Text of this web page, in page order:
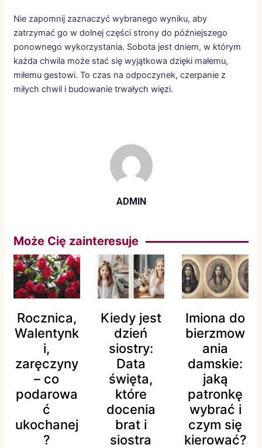
Nie zapomnij zaznaczyć wybranego wyniku, aby
zatrzymać go w dolnej części strony do późniejszego
ponownego wykorzystania. Sobota jest dniem, w którym
każda chwila może stać się wyjątkowa dzięki małemu,
miłemu gestowi. To czas na odpoczynek, czerpanie z
miłych chwil i budowanie trwałych więzi.
ADMIN
Może Cię zainteresuje
Rocznica,
Walentynk
i,
zaręczyny
– co
podarowa
ć
ukochanej
?
Kiedy jest
dzień
siostry:
Data
święta,
które
docenia
brat i
siostra
Imiona do
bierzmow
ania
damskie:
jaką
patronkę
wybrać i
czym się
kierować?